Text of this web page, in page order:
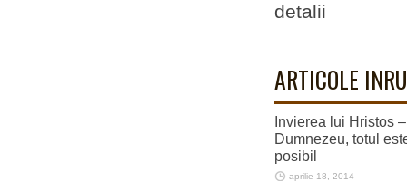
detalii
ARTICOLE
Invierea lui Hristos
Dumnezeu, totul
posibil
aprilie 18, 2014